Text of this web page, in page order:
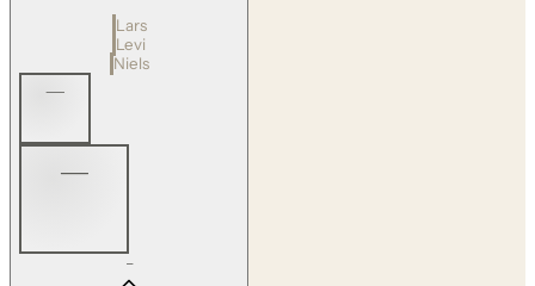
Lars
Levi
Niels
—
—
—